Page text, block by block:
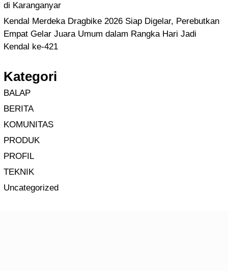
di Karanganyar
Kendal Merdeka Dragbike 2026 Siap Digelar, Perebutkan
Empat Gelar Juara Umum dalam Rangka Hari Jadi
Kendal ke-421
Kategori
BALAP
BERITA
KOMUNITAS
PRODUK
PROFIL
TEKNIK
Uncategorized